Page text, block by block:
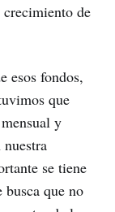
de
esos fondos,
que
mensual y
se tiene
que no